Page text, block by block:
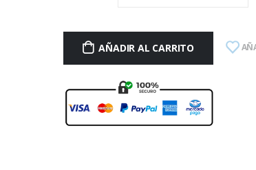
AÑADIR AL CARRITO